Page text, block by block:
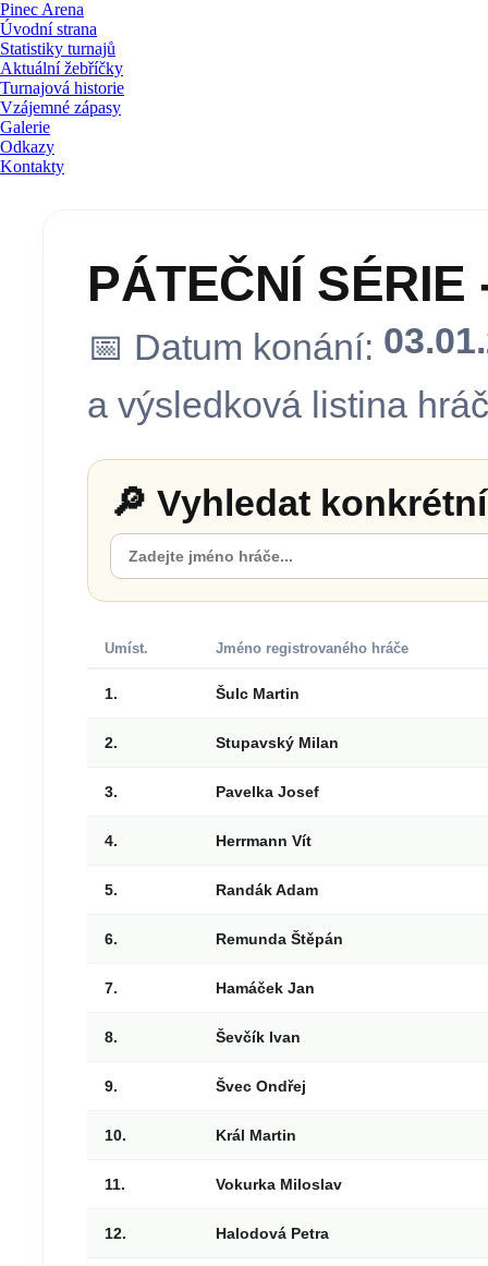
Pinec Arena
Úvodní strana
Statistiky turnajů
Aktuální žebříčky
Turnajová historie
Vzájemné zápasy
Galerie
Odkazy
Kontakty
PÁTEČNÍ
📅 Datum konání:
a výsledková listina
🔎 Vyhledat
Umíst. Jméno registrovaného hráče
1. Šulc Martin
2. Stupavský Milan
3. Pavelka Josef
4. Herrmann Vít
5. Randák Adam
6. Remunda Štěpán
7. Hamáček Jan
8. Ševčík Ivan
9. Švec Ondřej
10. Král Martin
11. Vokurka Miloslav
12. Halodová Petra